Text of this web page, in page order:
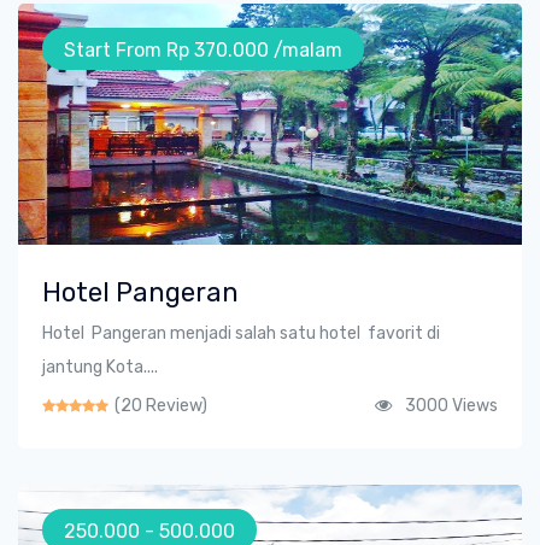
Start From Rp 370.000 /malam
Hotel Pangeran
Hotel Pangeran menjadi salah satu hotel favorit di
jantung Kota....
(20 Review)
3000 Views
250.000 - 500.000